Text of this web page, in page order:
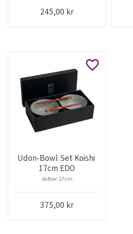
245,00 kr
Udon-Bowl Set Koishi
17cm EDO
skålar 17cm
375,00 kr
Lägg till i